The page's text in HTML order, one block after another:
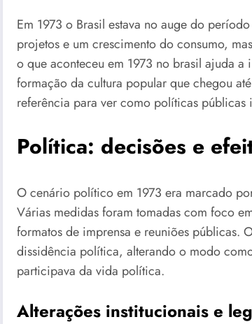
Em 1973 o Brasil estava no auge do
projetos e um crescimento do consumo,
o que aconteceu em 1973 no brasil ajuda a
formação da cultura popular que chegou
referência para ver como políticas públicas
Política: decisões e
O cenário político em 1973 era marcado
Várias medidas foram tomadas com foco
formatos de imprensa e reuniões públicas.
dissidência política, alterando o modo
participava da vida política.
Alterações institucionais e